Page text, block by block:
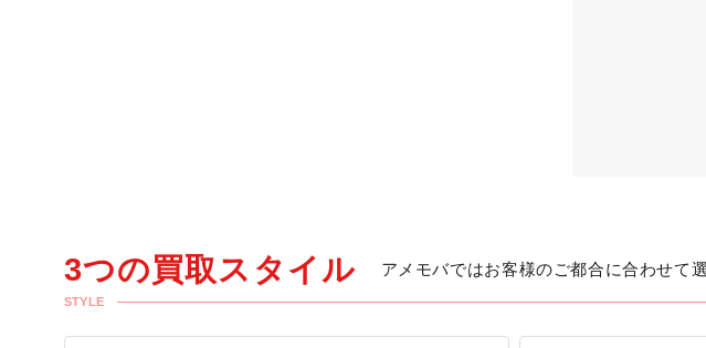
3つの買取スタイル
STYLE
アメモバではお客様のご都合に合わせて